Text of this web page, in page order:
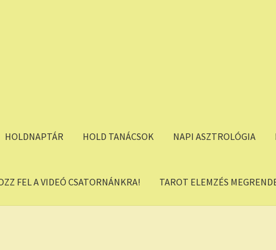
HOLDNAPTÁR HOLD TANÁCSOK NAPI ASZTROLÓGIA
FEL A VIDEÓ CSATORNÁNKRA! TAROT ELEMZÉS